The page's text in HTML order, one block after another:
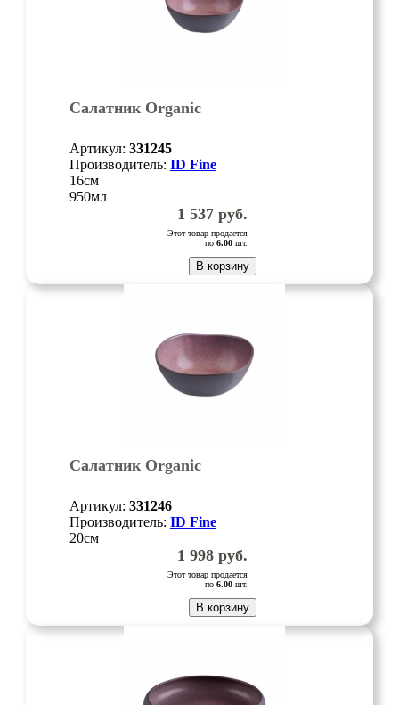
Салатник Organic
Артикул: 331245
Производитель: ID Fine
16см
950мл
1 537руб.
Этот товар продается
по 6.00шт.
В корзину
Салатник Organic
Артикул: 331246
Производитель: ID Fine
20см
1 998руб.
Этот товар продается
по 6.00шт.
В корзину